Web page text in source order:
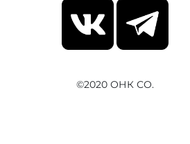
©2020 ОНК СО.